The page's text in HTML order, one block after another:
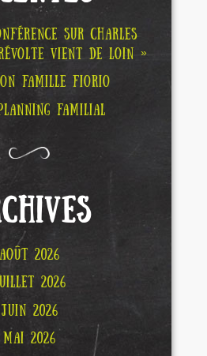
SUR CHARLES
VIENT DE LOIN »
FAMILLE FIORIO
FAMILIAL
AOÛT 2026
2026
JUIN 2026
MAI 2026